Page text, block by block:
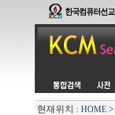
현재위치 : HOME >